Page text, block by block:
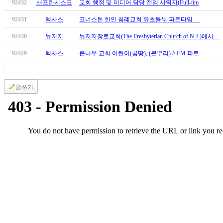
만
어
시
알
스
후
기
가
92432 샌프란시스코 교회 행정 및 미디어 담당 전임 사역자(Full-tim
92431 텍사스 코너스톤 한인 침례교회 유초등부 파트타임 …
92430 뉴저지 뉴저지장로교회(The Presbyterian Church of N.J.)에서…
92429 텍사스 큰나무 교회 어린이(꿈땅), (큰뿌리) // EM 파트…
글쓰기